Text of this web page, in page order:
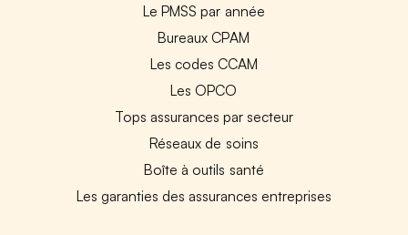
Le PMSS par année
Bureaux CPAM
Les codes CCAM
Les OPCO
Tops assurances par secteur
Réseaux de soins
Boîte à outils santé
Les garanties des assurances entreprises